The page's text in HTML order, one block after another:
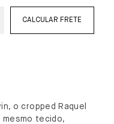
CALCULAR FRETE
o cropped Raquel
tecido,